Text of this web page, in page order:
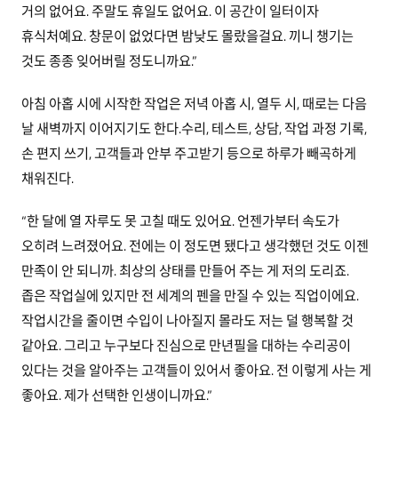
거의 없어요. 주말도 휴일도 없어요. 이 공간이 일터이자
휴식처예요. 창문이 없었다면 밤낮도 몰랐을걸요. 끼니 챙기는
것도 종종 잊어버릴 정도니까요.”
아침 아홉 시에 시작한 작업은 저녁 아홉 시, 열두 시, 때로는 다음
날 새벽까지 이어지기도 한다.수리, 테스트, 상담, 작업 과정 기록,
손 편지 쓰기, 고객들과 안부 주고받기 등으로 하루가 빼곡하게
채워진다.
“한 달에 열 자루도 못 고칠 때도 있어요. 언젠가부터 속도가
오히려 느려졌어요. 전에는 이 정도면 됐다고 생각했던 것도 이젠
만족이 안 되니까. 최상의 상태를 만들어 주는 게 저의 도리죠.
좁은 작업실에 있지만 전 세계의 펜을 만질 수 있는 직업이에요.
작업시간을 줄이면 수입이 나아질지 몰라도 저는 덜 행복할 것
같아요. 그리고 누구보다 진심으로 만년필을 대하는 수리공이
있다는 것을 알아주는 고객들이 있어서 좋아요. 전 이렇게 사는 게
좋아요. 제가 선택한 인생이니까요.”